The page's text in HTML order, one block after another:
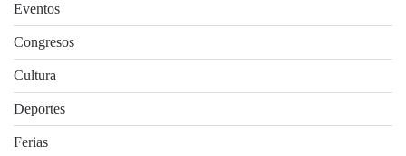
Eventos
Congresos
Cultura
Deportes
Ferias